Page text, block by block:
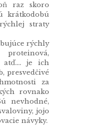
raz skoro
krátkodobú
straty
rýchly
atď.... je ich
presvedčivé
za
rovnako
nevhodné,
jojo
návyky.